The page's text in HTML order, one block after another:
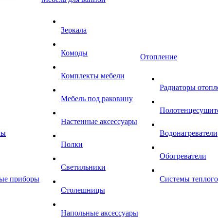
приборы
Зеркала
Комоды
Комплекты мебели
Мебель под раковину
Настенные аксессуары
Полки
Светильники
Столешницы
Напольные аксессуары
Отопление
Радиаторы
Водонагреватели
Обогреватели
Системы